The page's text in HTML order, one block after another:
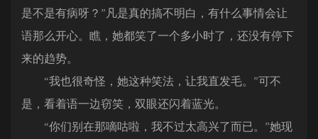
是不是有病呀？”凡是真的搞不明白，有什么事情会让
语那么开心。瞧，她都笑了一个多小时了，还没有停下
来的趋势。
“我也很奇怪，她这种笑法，让我直发毛。”可不
是，看着语一边窃笑，双眼还闪着蓝光。
“你们别在那嘀咕啦，我不过太高兴了而已。”她现